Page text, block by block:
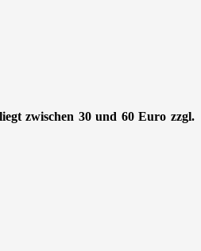
zwischen 30 und 60 Euro zzgl.